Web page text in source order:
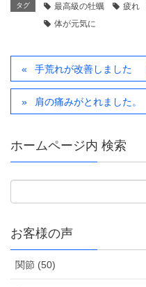
タグ 最高級の牡蠣 疲れ
体が元気に
手荒れが改善しました
肩の痛みがとれました
ホームページ内 検索
お客様の声
関節 (50)